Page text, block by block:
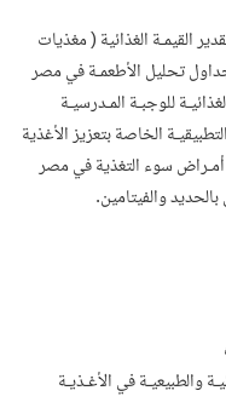
القيمـة الغذائية ( مغذيات
تحليل الأطعمـة في مصر
للوجبـة المـدرسيـة
الخاصة بتعزيز الأغذية
أمـراض سوء التغذية في مصر
والفيتامين.
والطبيعيـة في الأغـذيـة